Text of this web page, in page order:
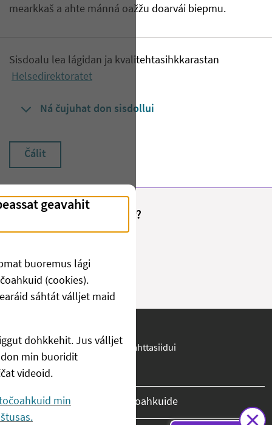
mearkkaš a ahte mánná oažžu doarvái biepmu.
Sisdoalu lea lágidan ja kvalitehtasihkkarastan
Helsedirektoratet
Ná čujuhat don sisdollui
Čálit
Fant du det du lette etter?